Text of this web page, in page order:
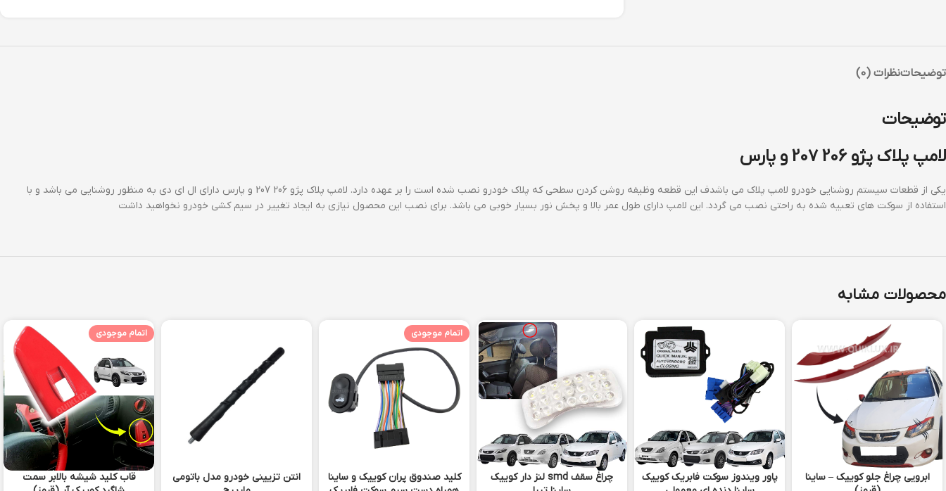
توضیحاتنظرات (0)
توضیحات
لامپ پلاک پژو 206 207 و پارس
یکی از قطعات سیستم روشنایی خودرو لامپ پلاک می باشدف این قطعه وظیفه روشن کردن سطحی که پلاک خودرو نصب شده است را بر عهده دارد. لامپ پلاک پژو 206 207 و پارس دارای ال ای دی به منظور روشنایی می باشد و با
استفاده از سوکت های تعبیه شده به راحتی نصب می گردد. این لامپ دارای طول عمر بالا و پخش نور بسیار خوبی می باشد. برای نصب این محصول نیازی به ایجاد تغییر در سیم کشی خودرو نخواهید داشت
محصولات مشابه
ابرویی چراغ جلو کوییک – ساینا
پاور ویندوز سوکت فابریک کوییک
چراغ سقف smd لنز دار کوییک
اتمام موجودی
کلید صندوق پران کوییک و ساینا
انتن تزیینی خودرو مدل باتومی
اتمام موجودی
قاب کلید شیشه بالابر سمت